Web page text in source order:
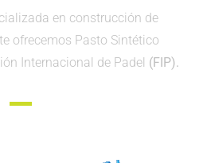
en construcción de
ofrecemos Pasto Sintético
Internacional de Padel (FIP).